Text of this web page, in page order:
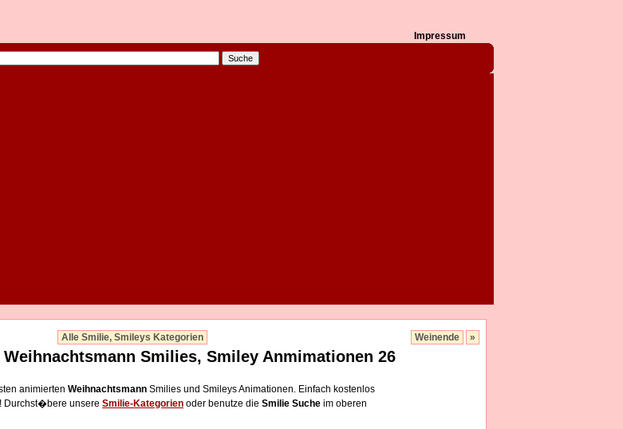
Impressum
Alle Smilie, Smileys Kategorien Weinende »
Smilies, Smiley Anmimationen 26
animierten Weihnachtsmann Smilies und Smileys Animationen. Einfach kostenlos
! Durchst�bere unsere Smilie-Kategorien oder benutze die Smilie Suche im oberen